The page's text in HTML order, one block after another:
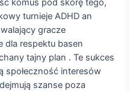
komuś pod skórę tego,
turnieje ADHD an
gracze
dla respektu basen
tajny plan . Te sukces
społeczność interesów
szanse poza